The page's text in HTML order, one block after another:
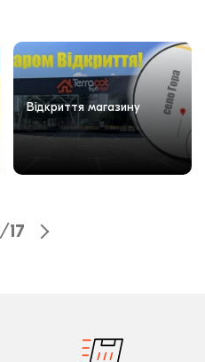
Відкриття магазину
/17